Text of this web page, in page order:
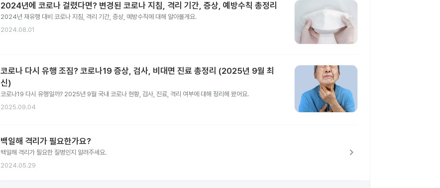
2024년에 코로나 걸렸다면? 변경된 코로나 지침, 격리 기간, 증상, 예방수칙 총정리
2024년 재유행 대비 코로나 지침, 격리 기간, 증상, 예방수칙에 대해 알아볼게요.
2024.08.01
코로나 다시 유행 조짐? 코로나19 증상, 검사, 비대면 진료 총정리 (2025년 9월 최
신)
코로나19 다시 유행일까? 2025년 9월 국내 코로나 현황, 검사, 진료, 격리 여부에 대해 정리해 왔어요.
2025.09.04
백일해 격리가 필요한가요?
백일해 격리가 필요한 질병인지 알려주세요.
2024.05.29
chevron_right